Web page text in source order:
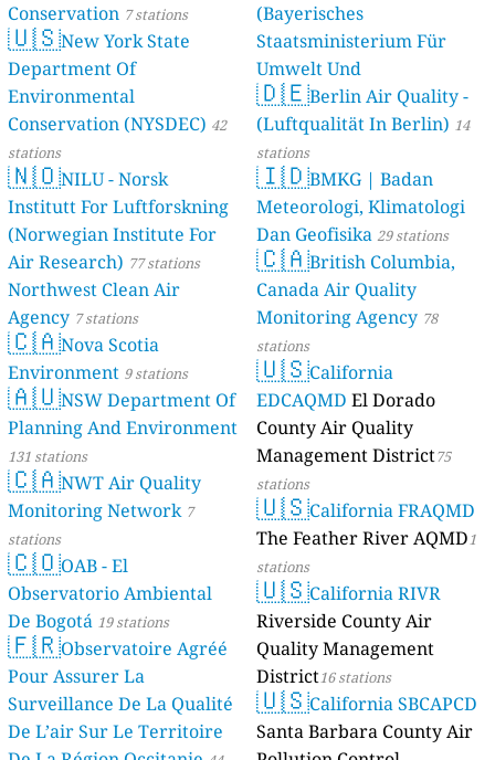
(Bayerisches
Staatsministerium Für
Umwelt Und
Verbraucherschutz) - LfU
46 stations
🇩🇪Berlin Air Quality -
(Luftqualität In Berlin) 14
stations
🇮🇩BMKG | Badan
Meteorologi, Klimatologi
Dan Geofisika 29 stations
🇨🇦British Columbia,
Canada Air Quality
Monitoring Agency 78
stations
🇺🇸California
EDCAQMDEl Dorado
County Air Quality
Management District75
stations
🇺🇸California FRAQMD
The Feather River AQMD1
stations
🇺🇸California RIVR
Riverside County Air
Quality Management
District16 stations
🇺🇸California SBCAPCD
Santa Barbara County Air
Conservation 7 stations
🇺🇸New York State
Department Of
Environmental
Conservation (NYSDEC) 42
stations
🇳🇴NILU - Norsk
Institutt For Luftforskning
(Norwegian Institute For
Air Research) 77 stations
Northwest Clean Air
Agency 7 stations
🇨🇦Nova Scotia
Environment 9 stations
🇦🇺NSW Department Of
Planning And Environment
131 stations
🇨🇦NWT Air Quality
Monitoring Network 7
stations
🇨🇴OAB - El
Observatorio Ambiental
De Bogotá 19 stations
🇫🇷Observatoire Agréé
Pour Assurer La
Surveillance De La Qualité
De L’air Sur Le Territoire